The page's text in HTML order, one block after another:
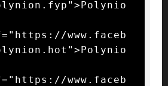
www.faceb
www.faceb